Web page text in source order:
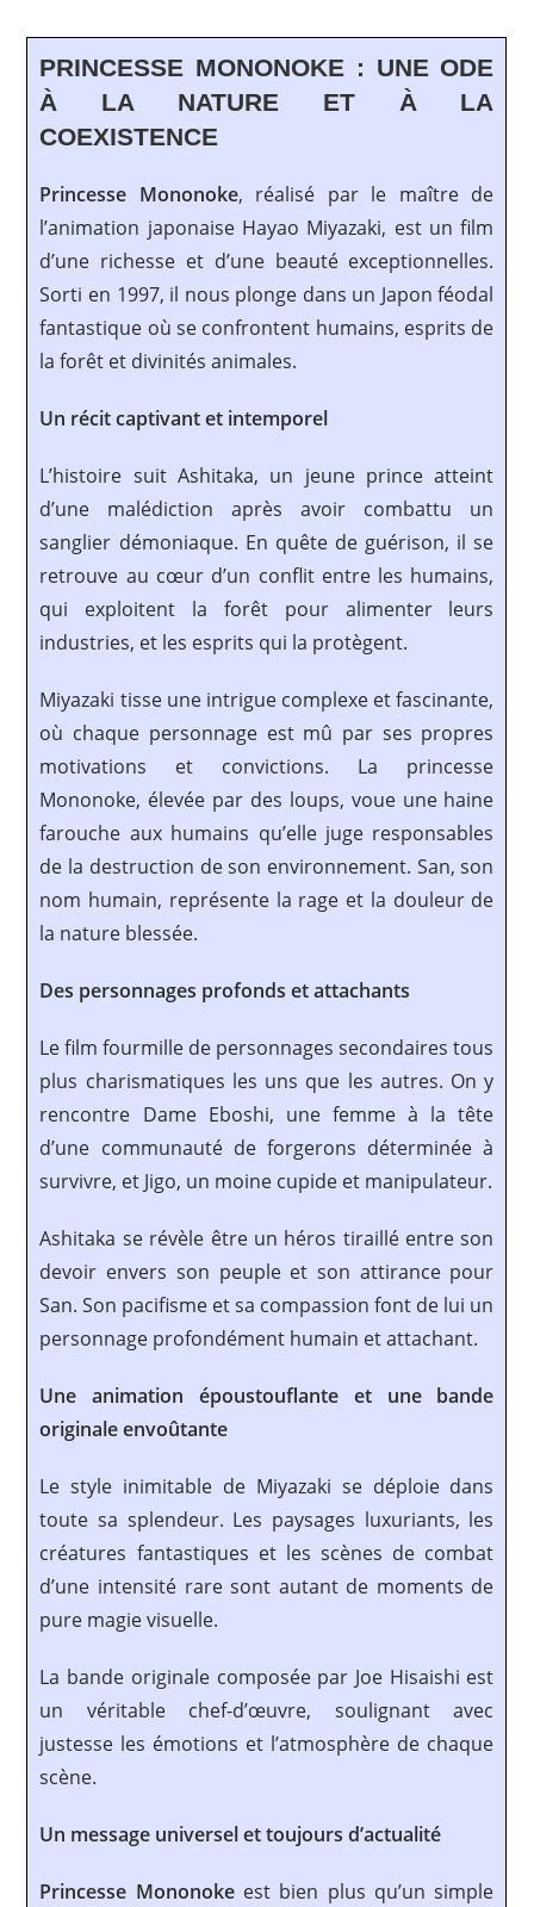
PRINCESSE MONONOKE : UNE ODE
À LA NATURE ET À LA
COEXISTENCE
Princesse Mononoke, réalisé par le maître de
l’animation japonaise Hayao Miyazaki, est un film
d’une richesse et d’une beauté exceptionnelles.
Sorti en 1997, il nous plonge dans un Japon féodal
fantastique où se confrontent humains, esprits de
la forêt et divinités animales.
Un récit captivant et intemporel
L’histoire suit Ashitaka, un jeune prince atteint
d’une malédiction après avoir combattu un
sanglier démoniaque. En quête de guérison, il se
retrouve au cœur d’un conflit entre les humains,
qui exploitent la forêt pour alimenter leurs
industries, et les esprits qui la protègent.
Miyazaki tisse une intrigue complexe et fascinante,
où chaque personnage est mû par ses propres
motivations et convictions. La princesse
Mononoke, élevée par des loups, voue une haine
farouche aux humains qu’elle juge responsables
de la destruction de son environnement. San, son
nom humain, représente la rage et la douleur de
la nature blessée.
Des personnages profonds et attachants
Le film fourmille de personnages secondaires tous
plus charismatiques les uns que les autres. On y
rencontre Dame Eboshi, une femme à la tête
d’une communauté de forgerons déterminée à
survivre, et Jigo, un moine cupide et manipulateur.
Ashitaka se révèle être un héros tiraillé entre son
devoir envers son peuple et son attirance pour
San. Son pacifisme et sa compassion font de lui un
personnage profondément humain et attachant.
Une animation époustouflante et une bande
originale envoûtante
Le style inimitable de Miyazaki se déploie dans
toute sa splendeur. Les paysages luxuriants, les
créatures fantastiques et les scènes de combat
d’une intensité rare sont autant de moments de
pure magie visuelle.
La bande originale composée par Joe Hisaishi est
un véritable chef-d’œuvre, soulignant avec
justesse les émotions et l’atmosphère de chaque
scène.
Un message universel et toujours d’actualité
Princesse Mononokeest bien plus qu’un simple